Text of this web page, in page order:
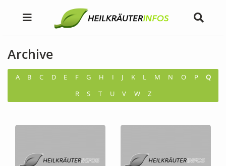
Archive
A B C D E F G H I J K L M N O P
Q
R
S T U V W Z